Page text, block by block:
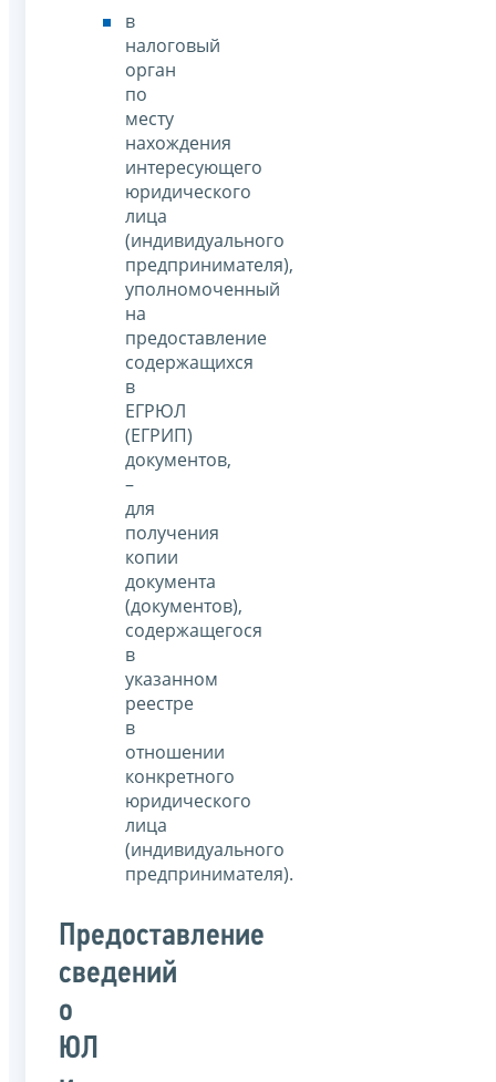
в
налоговый
орган
по
месту
нахождения
интересующего
юридического
лица
(индивидуального
предпринимателя),
уполномоченный
на
предоставление
содержащихся
в
ЕГРЮЛ
(ЕГРИП)
документов,
–
для
получения
копии
документа
(документов),
содержащегося
в
указанном
реестре
в
отношении
конкретного
юридического
лица
(индивидуального
предпринимателя).
Предоставление
сведений
о
ЮЛ